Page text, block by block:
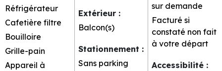
Réfrigérateur
Cafetière filtre
Bouilloire
Grille-pain
Appareil à
Extérieur :
Balcon(s)
Stationnement :
Sans parking
sur demande
Facturé si
constaté non fait
à votre départ
Accessibilité :